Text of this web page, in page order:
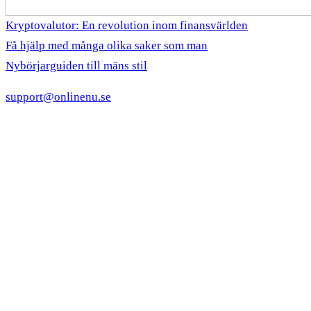
Kryptovalutor: En revolution inom finansvärlden
Få hjälp med många olika saker som man
Nybörjarguiden till mäns stil
support@onlinenu.se